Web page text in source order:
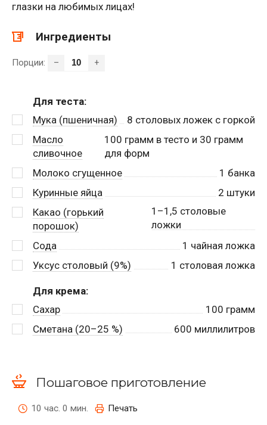
глазки на любимых лицах!
Ингредиенты
Порции: – +
Для теста:
Мука (пшеничная)
8 столовых ложек с горкой
Масло
сливочное
100 грамм в тесто и 30 грамм
для форм
Молоко сгущенное
1 банка
Куринные яйца
2 штуки
Какао (горький
порошок)
1–1,5 столовые
ложки
Сода
1 чайная ложка
Уксус столовый (9%)
1 столовая ложка
Для крема:
Сахар
100 грамм
Сметана (20–25 %)
600 миллилитров
Пошаговое приготовление
10 час. 0 мин. Печать